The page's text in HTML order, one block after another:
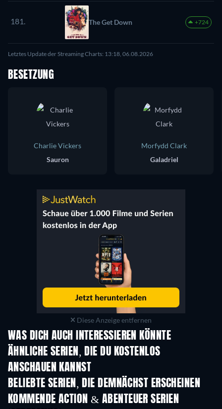
181. The Get Down +724
Letztes Update der Streaming Charts: 13:18, 06.08.2026
BESETZUNG
Charlie Vickers
Sauron
Morfydd Clark
Galadriel
Diese Anzeige entfernen
WAS DICH AUCH INTERESSIEREN KÖNNTE
Serie Serie
ÄHNLICHE SERIEN, DIE DU KOSTENLOS
ANSCHAUEN KANNST
Serie
BELIEBTE SERIEN, DIE DEMNÄCHST ERSCHEINEN
Serie Serie
KOMMENDE ACTION & ABENTEUER SERIEN